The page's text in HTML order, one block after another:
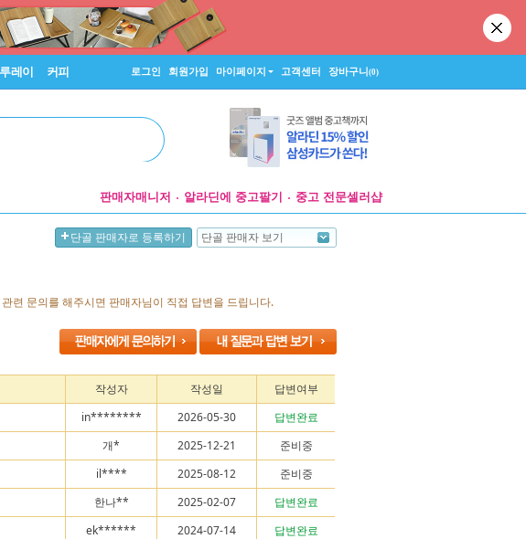
레이 커피 로그인 회원가입 마이페이지 고객센터 장바구니(0)
판매자매니저 알라딘에 중고팔기 중고 전문셀러샵
단골 판매자로 등록하기 단골 판매자 보기
련 문의를 해주시면 판매자님이 직접 답변을 드립니다.
작성자 작성일
답변여부
in******** 2026-05-30
답변완료
개* 2025-12-21
준비중
il**** 2025-08-12
준비중
한나** 2025-02-07
답변완료
ek****** 2024-07-14
답변완료